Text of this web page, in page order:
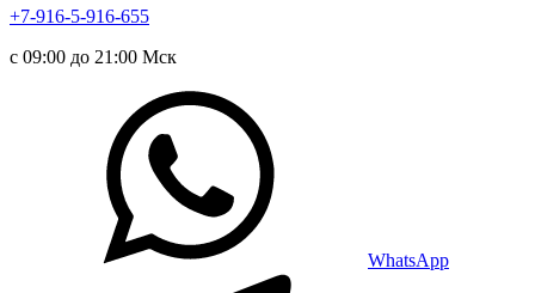
+7-916-5-916-655
с 09:00 до 21:00 Мск
WhatsApp